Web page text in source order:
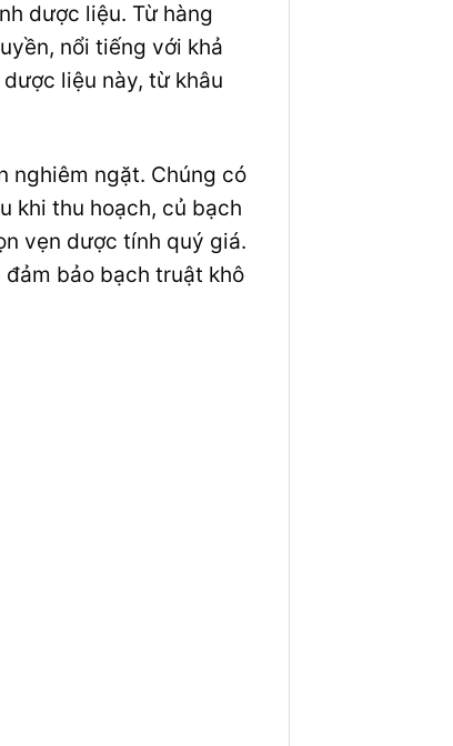
dược liệu. Từ hàng
nổi tiếng với khả
liệu này, từ khâu
nghiêm ngặt. Chúng có
khi thu hoạch, củ bạch
vẹn dược tính quý giá.
bảo bạch truật khô